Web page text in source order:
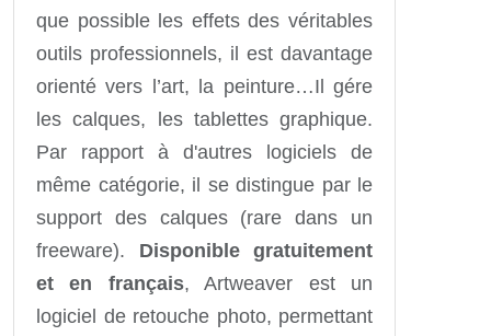
que possible les effets des véritables
outils professionnels, il est davantage
orienté vers l’art, la peinture…Il gére
les calques, les tablettes graphique.
Par rapport à d'autres logiciels de
même catégorie, il se distingue par le
support des calques (rare dans un
freeware). Disponible gratuitement
et en français, Artweaver est un
logiciel de retouche photo, permettant